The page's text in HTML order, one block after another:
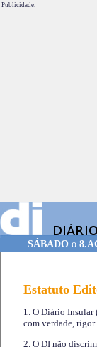
Publicidade.
SÁBADOo
Estatuto
1. O Diário Insular
com verdade,
2. O DI não